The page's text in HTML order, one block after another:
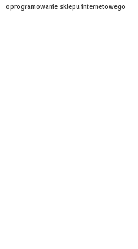
oprogramowanie sklepu internetowego